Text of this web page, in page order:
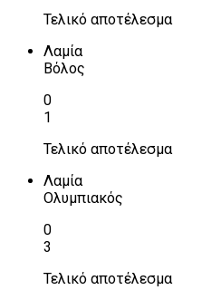
Τελικό αποτέλεσμα
Λαμία
Βόλος
0
1
Τελικό αποτέλεσμα
Λαμία
Ολυμπιακός
0
3
Τελικό αποτέλεσμα